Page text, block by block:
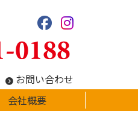
お問い合わせ
会社概要